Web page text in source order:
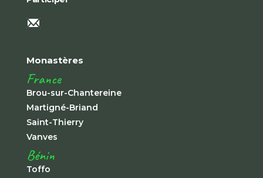
Monastères
France
Brou-sur-Chantereine
Martigné-Briand
Saint-Thierry
Vanves
Bénin
Toffo